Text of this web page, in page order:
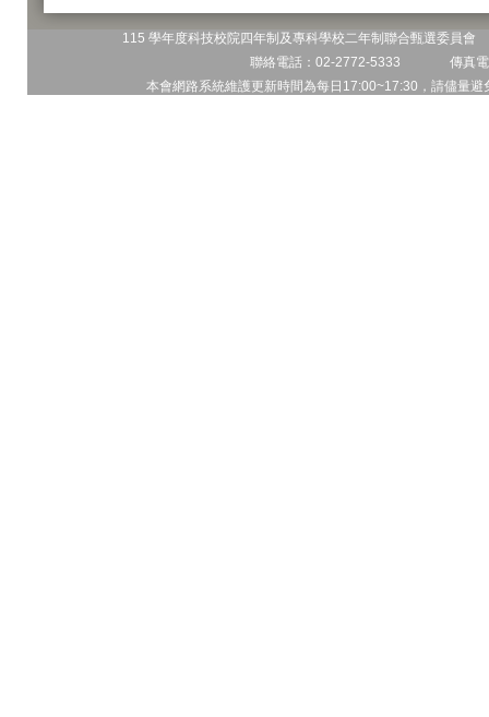
115 學年度科技校院四年制及專科學校二年制聯合甄選委員
聯絡電話：02-2772-5333 傳真
本會網路系統維護更新時間為每日17:00~17:30，請儘量